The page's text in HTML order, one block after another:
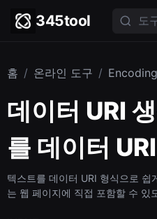
345tool
홈 / 온라인 도구 /
데이터 URI
를 데이터
텍스트를 데이터 URI 형식으로
는 웹 페이지에 직접 포함할 수 있